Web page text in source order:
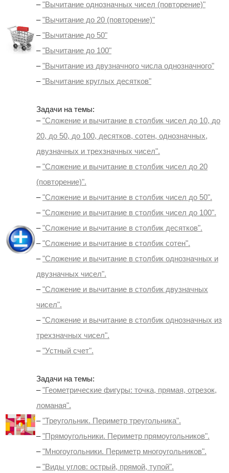
–"Вычитание однозначных чисел (повторение)"
–"Вычитание до 20 (повторение)"
–"Вычитание до 50"
–"Вычитание до 100"
–"Вычитание из двузначного числа однозначного"
–"Вычитание круглых десятков"
Задачи на темы:
–"Сложение и вычитание в столбик чисел до 10, до
20, до 50, до 100, десятков, сотен, однозначных,
двузначных и трехзначных чисел".
–"Сложение и вычитание в столбик чисел до 20
(повторение)".
–"Сложение и вычитание в столбик чисел до 50".
–"Сложение и вычитание в столбик чисел до 100".
–"Сложение и вычитание в столбик десятков".
–"Сложение и вычитание в столбик сотен".
–"Сложение и вычитание в столбик однозначных и
двузначных чисел".
–"Сложение и вычитание в столбик двузначных
чисел".
–"Сложение и вычитание в столбик однозначных из
трехзначных чисел".
–"Устный счет".
Задачи на темы:
–"Геометрические фигуры: точка, прямая, отрезок,
ломаная".
–"Треугольник. Периметр треугольника".
–"Прямоугольники. Периметр прямоугольников".
–"Многоугольники. Периметр многоугольников".
–"Виды углов: острый, прямой, тупой".